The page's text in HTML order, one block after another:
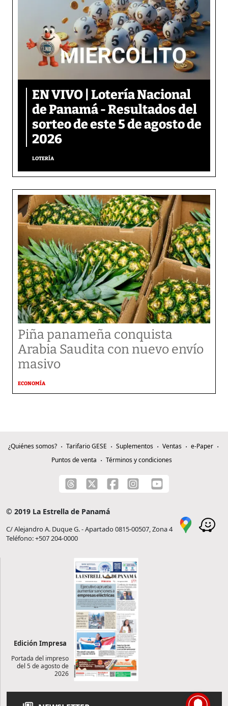
EN VIVO | Lotería Nacional
de Panamá - Resultados del
sorteo de este 5 de agosto de
2026
LOTERÍA
Piña panameña conquista
Arabia Saudita con nuevo envío
masivo
ECONOMÍA
¿Quiénes somos? Tarifario GESE Suplementos Ventas
e-Paper
Puntos de venta
Términos y condiciones
© 2019 La Estrella de Panamá
C/ Alejandro A. Duque G. - Apartado 0815-00507, Zona 4
Teléfono: +507 204-0000
Edición Impresa
Portada del impreso
del 5 de agosto de
2026